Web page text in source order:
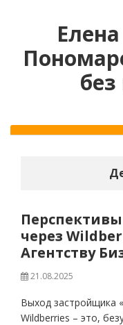
без
через
Агентству
21.08.2025
Выход застройщика
Wildberries – это,